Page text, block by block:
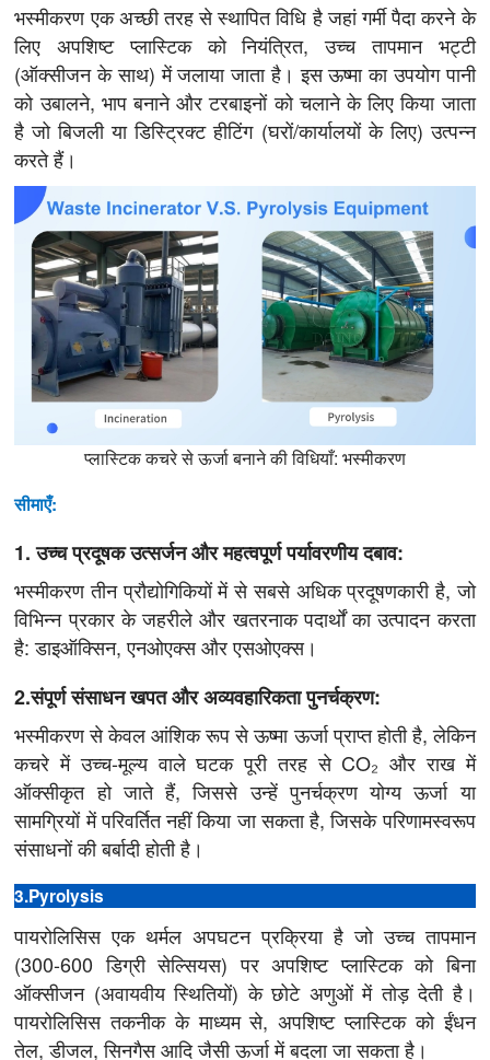
भस्मीकरण एक अच्छी तरह से स्थापित विधि है जहां गर्मी पैदा करने के
लिए अपशिष्ट प्लास्टिक को नियंत्रित, उच्च तापमान भट्टी
(ऑक्सीजन के साथ) में जलाया जाता है। इस ऊष्मा का उपयोग पानी
को उबालने, भाप बनाने और टरबाइनों को चलाने के लिए किया जाता
है जो बिजली या डिस्ट्रिक्ट हीटिंग (घरों/कार्यालयों के लिए) उत्पन्न
करते हैं।
प्लास्टिक कचरे से ऊर्जा बनाने की विधियाँ: भस्मीकरण
सीमाएँ:
1. उच्च प्रदूषक उत्सर्जन और महत्वपूर्ण पर्यावरणीय दबाव:
भस्मीकरण तीन प्रौद्योगिकियों में से सबसे अधिक प्रदूषणकारी है, जो
विभिन्न प्रकार के जहरीले और खतरनाक पदार्थों का उत्पादन करता
है: डाइऑक्सिन, एनओएक्स और एसओएक्स।
2.संपूर्ण संसाधन खपत और अव्यवहारिकता पुनर्चक्रण:
भस्मीकरण से केवल आंशिक रूप से ऊष्मा ऊर्जा प्राप्त होती है, लेकिन
कचरे में उच्च-मूल्य वाले घटक पूरी तरह से CO₂ और राख में
ऑक्सीकृत हो जाते हैं, जिससे उन्हें पुनर्चक्रण योग्य ऊर्जा या
सामग्रियों में परिवर्तित नहीं किया जा सकता है, जिसके परिणामस्वरूप
संसाधनों की बर्बादी होती है।
3.Pyrolysis
पायरोलिसिस एक थर्मल अपघटन प्रक्रिया है जो उच्च तापमान
(300-600 डिग्री सेल्सियस) पर अपशिष्ट प्लास्टिक को बिना
ऑक्सीजन (अवायवीय स्थितियों) के छोटे अणुओं में तोड़ देती है।
पायरोलिसिस तकनीक के माध्यम से, अपशिष्ट प्लास्टिक को ईंधन
तेल, डीजल, सिनगैस आदि जैसी ऊर्जा में बदला जा सकता है।